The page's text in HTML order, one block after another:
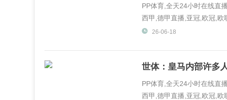
PP体育,全天24小时在线直
西甲,德甲直播,亚冠,欧冠,欧
体育,PP视频一起玩出精彩...
26-06-18
世体：皇马内部许多
PP体育,全天24小时在线直
西甲,德甲直播,亚冠,欧冠,欧